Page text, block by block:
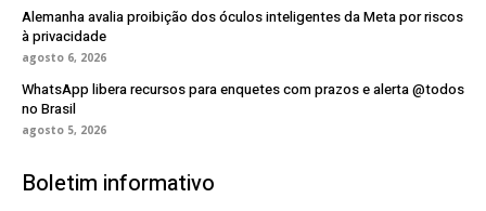
Alemanha avalia proibição dos óculos inteligentes da Meta por riscos
à privacidade
agosto 6, 2026
WhatsApp libera recursos para enquetes com prazos e alerta @todos
no Brasil
agosto 5, 2026
Boletim informativo